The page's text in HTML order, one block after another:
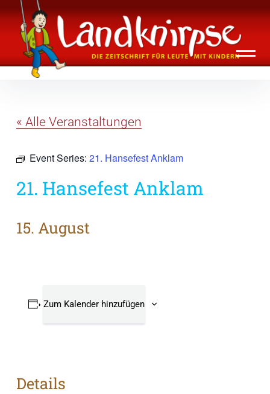
Inhalte
überspringen
Landknirpse – Die Zeitschrift für Leute
mit Kindern
« Alle Veranstaltungen
Event Series: 21. Hansefest Anklam
21. Hansefest Anklam
15. August
Zum Kalender hinzufügen
Details